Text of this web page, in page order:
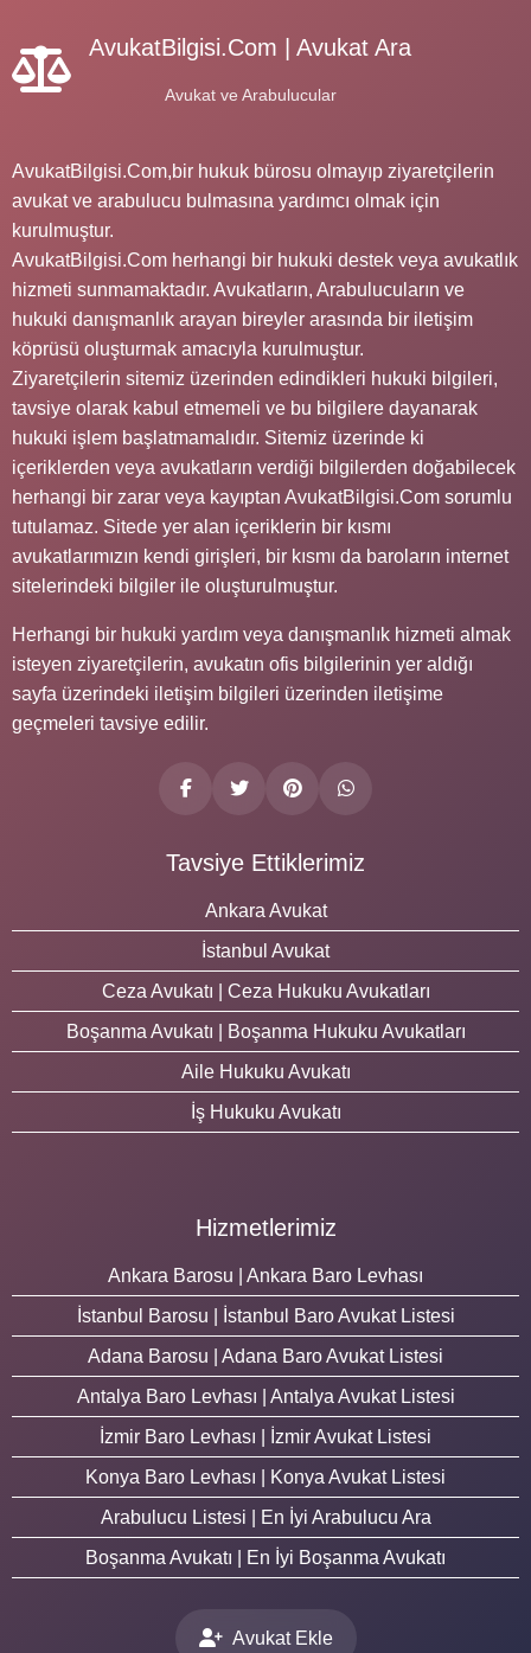
AvukatBilgisi.Com | Avukat Ara
Avukat ve Arabulucular
AvukatBilgisi.Com,bir hukuk bürosu olmayıp ziyaretçilerin
avukat ve arabulucu bulmasına yardımcı olmak için
kurulmuştur.
AvukatBilgisi.Com herhangi bir hukuki destek veya avukatlık
hizmeti sunmamaktadır. Avukatların, Arabulucuların ve
hukuki danışmanlık arayan bireyler arasında bir iletişim
köprüsü oluşturmak amacıyla kurulmuştur.
Ziyaretçilerin sitemiz üzerinden edindikleri hukuki bilgileri,
tavsiye olarak kabul etmemeli ve bu bilgilere dayanarak
hukuki işlem başlatmamalıdır. Sitemiz üzerinde ki
içeriklerden veya avukatların verdiği bilgilerden doğabilecek
herhangi bir zarar veya kayıptan AvukatBilgisi.Com sorumlu
tutulamaz. Sitede yer alan içeriklerin bir kısmı
avukatlarımızın kendi girişleri, bir kısmı da baroların internet
sitelerindeki bilgiler ile oluşturulmuştur.
Herhangi bir hukuki yardım veya danışmanlık hizmeti almak
isteyen ziyaretçilerin, avukatın ofis bilgilerinin yer aldığı
sayfa üzerindeki iletişim bilgileri üzerinden iletişime
geçmeleri tavsiye edilir.
Tavsiye Ettiklerimiz
Ankara Avukat
İstanbul Avukat
Ceza Avukatı | Ceza Hukuku Avukatları
Boşanma Avukatı | Boşanma Hukuku Avukatları
Aile Hukuku Avukatı
İş Hukuku Avukatı
Hizmetlerimiz
Ankara Barosu | Ankara Baro Levhası
İstanbul Barosu | İstanbul Baro Avukat Listesi
Adana Barosu | Adana Baro Avukat Listesi
Antalya Baro Levhası | Antalya Avukat Listesi
İzmir Baro Levhası | İzmir Avukat Listesi
Konya Baro Levhası | Konya Avukat Listesi
Arabulucu Listesi | En İyi Arabulucu Ara
Boşanma Avukatı | En İyi Boşanma Avukatı
Avukat Ekle